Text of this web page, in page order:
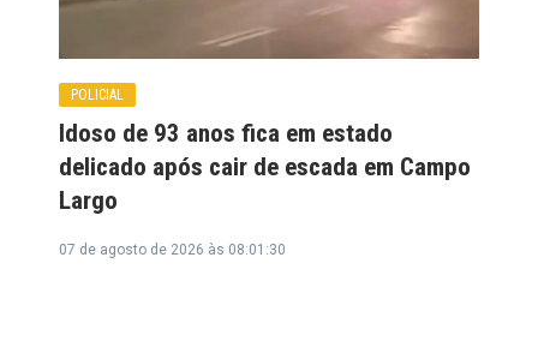
POLICIAL
Idoso de 93 anos fica em estado
delicado após cair de escada em Campo
Largo
07 de agosto de 2026 às 08:01:30